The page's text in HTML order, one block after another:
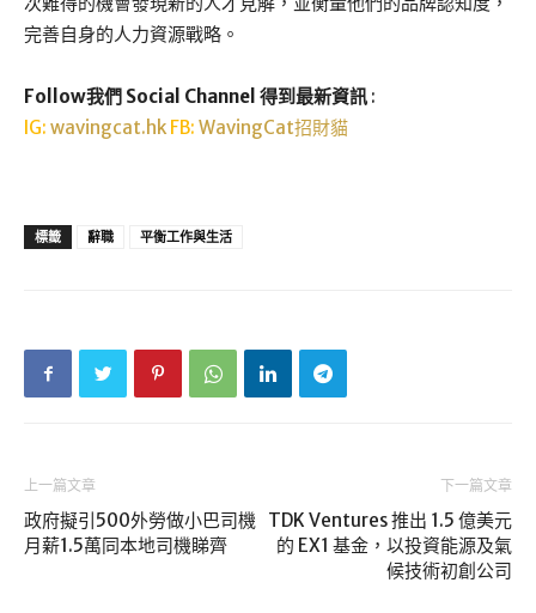
完善自身的人力資源戰略。
Follow我們 Social Channel 得到最新資訊 :
IG: wavingcat.hk FB: WavingCat招財貓
標籤 辭職 平衡工作與生活
上一篇文章
政府擬引500外勞做小巴司機
月薪1.5萬同本地司機睇齊
下一篇文章
TDK Ventures 推出 1.5 億美元
的 EX1 基金，以投資能源及氣
候技術初創公司